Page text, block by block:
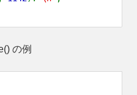
の例